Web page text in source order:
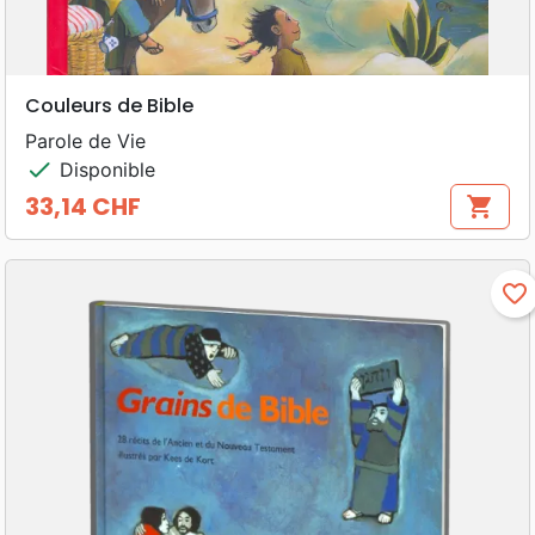
Couleurs de Bible
Parole de Vie
check Disponible
Prix
33,14 CHF shopping_cart
favorite_border